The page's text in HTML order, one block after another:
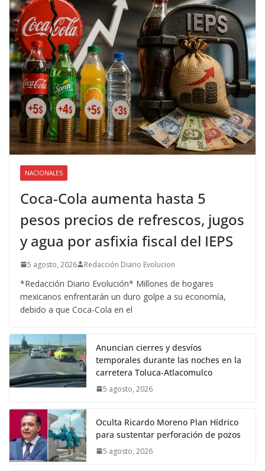
NACIONALES
Coca-Cola aumenta hasta 5
pesos precios de refrescos, jugos
y agua por asfixia fiscal del IEPS
5 agosto, 2026 Redacción Diario Evolucion
*Redacción Diario Evolución* Millones de hogares
mexicanos enfrentarán un duro golpe a su economía,
debido a que Coca-Cola en el
Anuncian cierres y desvíos
temporales durante las noches en la
carretera Toluca-Atlacomulco
5 agosto, 2026
Oculta Ricardo Moreno Plan Hídrico
para sustentar perforación de pozos
5 agosto, 2026